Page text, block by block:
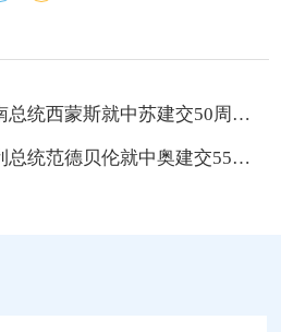
习近平同苏里南总统西蒙斯就中苏建交50周年互致贺电
习近平同奥地利总统范德贝伦就中奥建交55周年互致贺电